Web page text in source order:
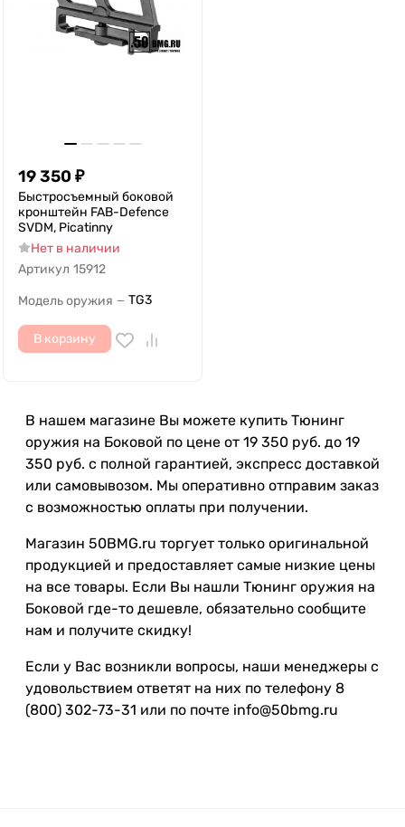
19 350 ₽
Быстросъемный боковой
кронштейн FAB-Defence
SVDM, Picatinny
Нет в наличии
Артикул 15912
Модель оружия — TG3
В корзину
В нашем магазине Вы можете купить Тюнинг
оружия на Боковой по цене от 19 350 руб. до 19
350 руб. с полной гарантией, экспресс доставкой
или самовывозом. Мы оперативно отправим заказ
с возможностью оплаты при получении.
Магазин 50BMG.ru торгует только оригинальной
продукцией и предоставляет самые низкие цены
на все товары. Если Вы нашли Тюнинг оружия на
Боковой где-то дешевле, обязательно сообщите
нам и получите скидку!
Если у Вас возникли вопросы, наши менеджеры с
удовольствием ответят на них по телефону 8
(800) 302-73-31 или по почте info@50bmg.ru